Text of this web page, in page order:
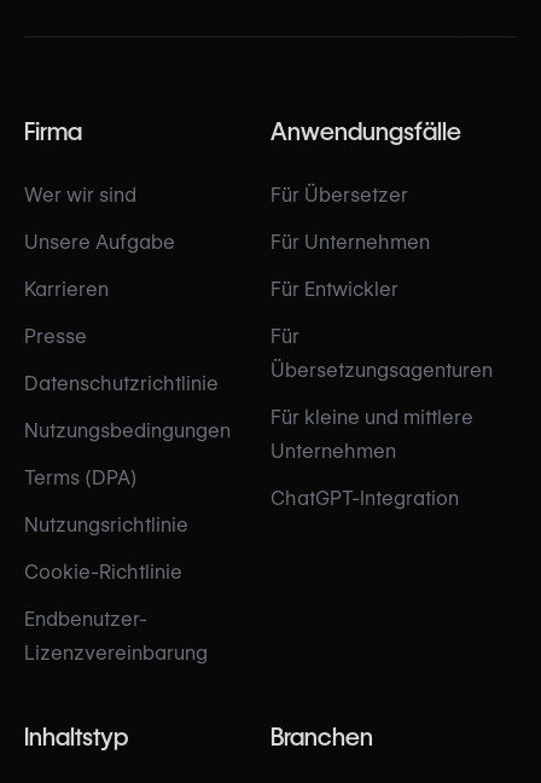
Firma
Wer wir sind
Unsere Aufgabe
Karrieren
Presse
Datenschutzrichtlinie
Nutzungsbedingungen
Terms (DPA)
Nutzungsrichtlinie
Cookie-Richtlinie
Endbenutzer-
Lizenzvereinbarung
Anwendungsfälle
Für Übersetzer
Für Unternehmen
Für Entwickler
Für
Übersetzungsagenturen
Für kleine und mittlere
Unternehmen
ChatGPT-Integration
Inhaltstyp Branchen